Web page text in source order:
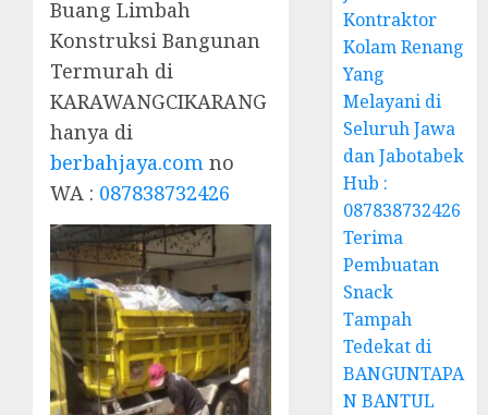
Buang Limbah
Konstruksi Bangunan
Termurah di
KARAWANGCIKARANG
hanya di
berbahjaya.com no
WA : 087838732426
Kontraktor
Kolam Renang
Yang
Melayani di
Seluruh Jawa
dan Jabotabek
Hub :
087838732426
Terima
Pembuatan
Snack
Tampah
Tedekat di
BANGUNTAPA
N BANTUL